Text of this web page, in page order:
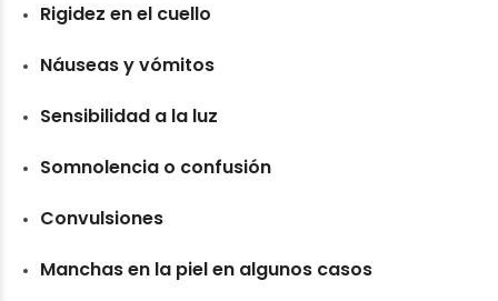
Rigidez en el cuello
Náuseas y vómitos
Sensibilidad a la luz
Somnolencia o confusión
Convulsiones
Manchas en la piel en algunos casos